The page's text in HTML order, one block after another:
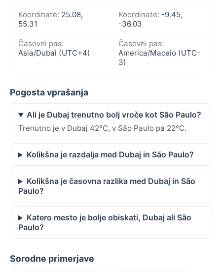
Koordinate: 25.08,
55.31
Koordinate: -9.45,
-36.03
Časovni pas:
Asia/Dubai (UTC+4)
Časovni pas:
America/Maceio (UTC-
3)
Pogosta vprašanja
Ali je Dubaj trenutno bolj vroče kot São Paulo?
Trenutno je v Dubaj 42°C, v São Paulo pa 22°C.
Kolikšna je razdalja med Dubaj in São Paulo?
Kolikšna je časovna razlika med Dubaj in São
Paulo?
Katero mesto je bolje obiskati, Dubaj ali São
Paulo?
Sorodne primerjave